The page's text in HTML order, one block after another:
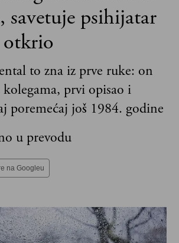
savetuje psihijatar
to zna iz prve ruke: on
kolegama, prvi opisao i
poremećaj još 1984. godine
u prevodu
na Googleu